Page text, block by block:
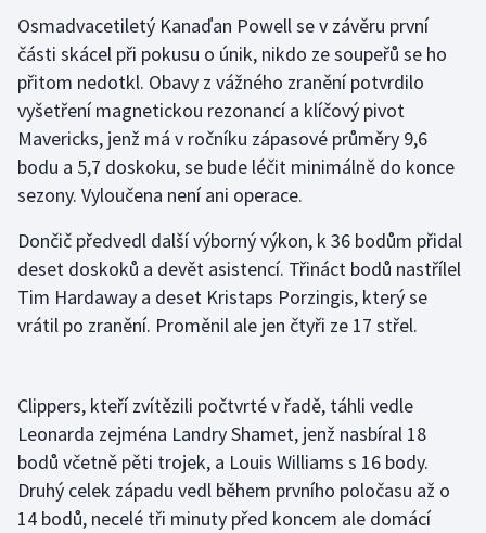
Futsal
Golf
Gymnastika
Házená
Jezdectví
Judo
Lezení
Lyže a snowboard
Moderní pětiboj
Osmadvacetiletý Kanaďan Powell se v závěru první
části skácel při pokusu o únik, nikdo ze soupeřů se ho
přitom nedotkl. Obavy z vážného zranění potvrdilo
vyšetření magnetickou rezonancí a klíčový pivot
Mavericks, jenž má v ročníku zápasové průměry 9,6
bodu a 5,7 doskoku, se bude léčit minimálně do konce
sezony. Vyloučena není ani operace.
Dončič předvedl další výborný výkon, k 36 bodům přidal
deset doskoků a devět asistencí. Třináct bodů nastřílel
Tim Hardaway a deset Kristaps Porzingis, který se
vrátil po zranění. Proměnil ale jen čtyři ze 17 střel.
Clippers, kteří zvítězili počtvrté v řadě, táhli vedle
Leonarda zejména Landry Shamet, jenž nasbíral 18
bodů včetně pěti trojek, a Louis Williams s 16 body.
Druhý celek západu vedl během prvního poločasu až o
14 bodů, necelé tři minuty před koncem ale domácí